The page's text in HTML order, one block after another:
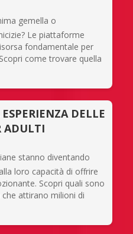
gemella o
Le piattaforme
fondamentale per
come trovare quella
DELLE
ADULTI
stanno diventando
loro capacità di offrire
Scopri quali sono
attirano milioni di